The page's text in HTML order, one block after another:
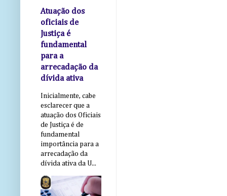
Atuação dos
oficiais de
Justiça é
fundamental
para a
arrecadação da
dívida ativa
Inicialmente, cabe
esclarecer que a
atuação dos Oficiais
de Justiça é de
fundamental
importância para a
arrecadação da
dívida ativa da U...